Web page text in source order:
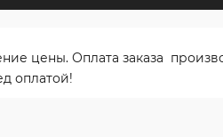
цены. Оплата заказа
оплатой!